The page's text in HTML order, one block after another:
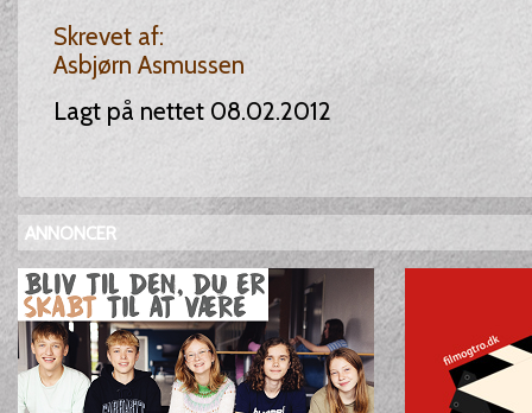
Skrevet af:
Asbjørn Asmussen
Lagt på nettet 08.02.2012
ANNONCER